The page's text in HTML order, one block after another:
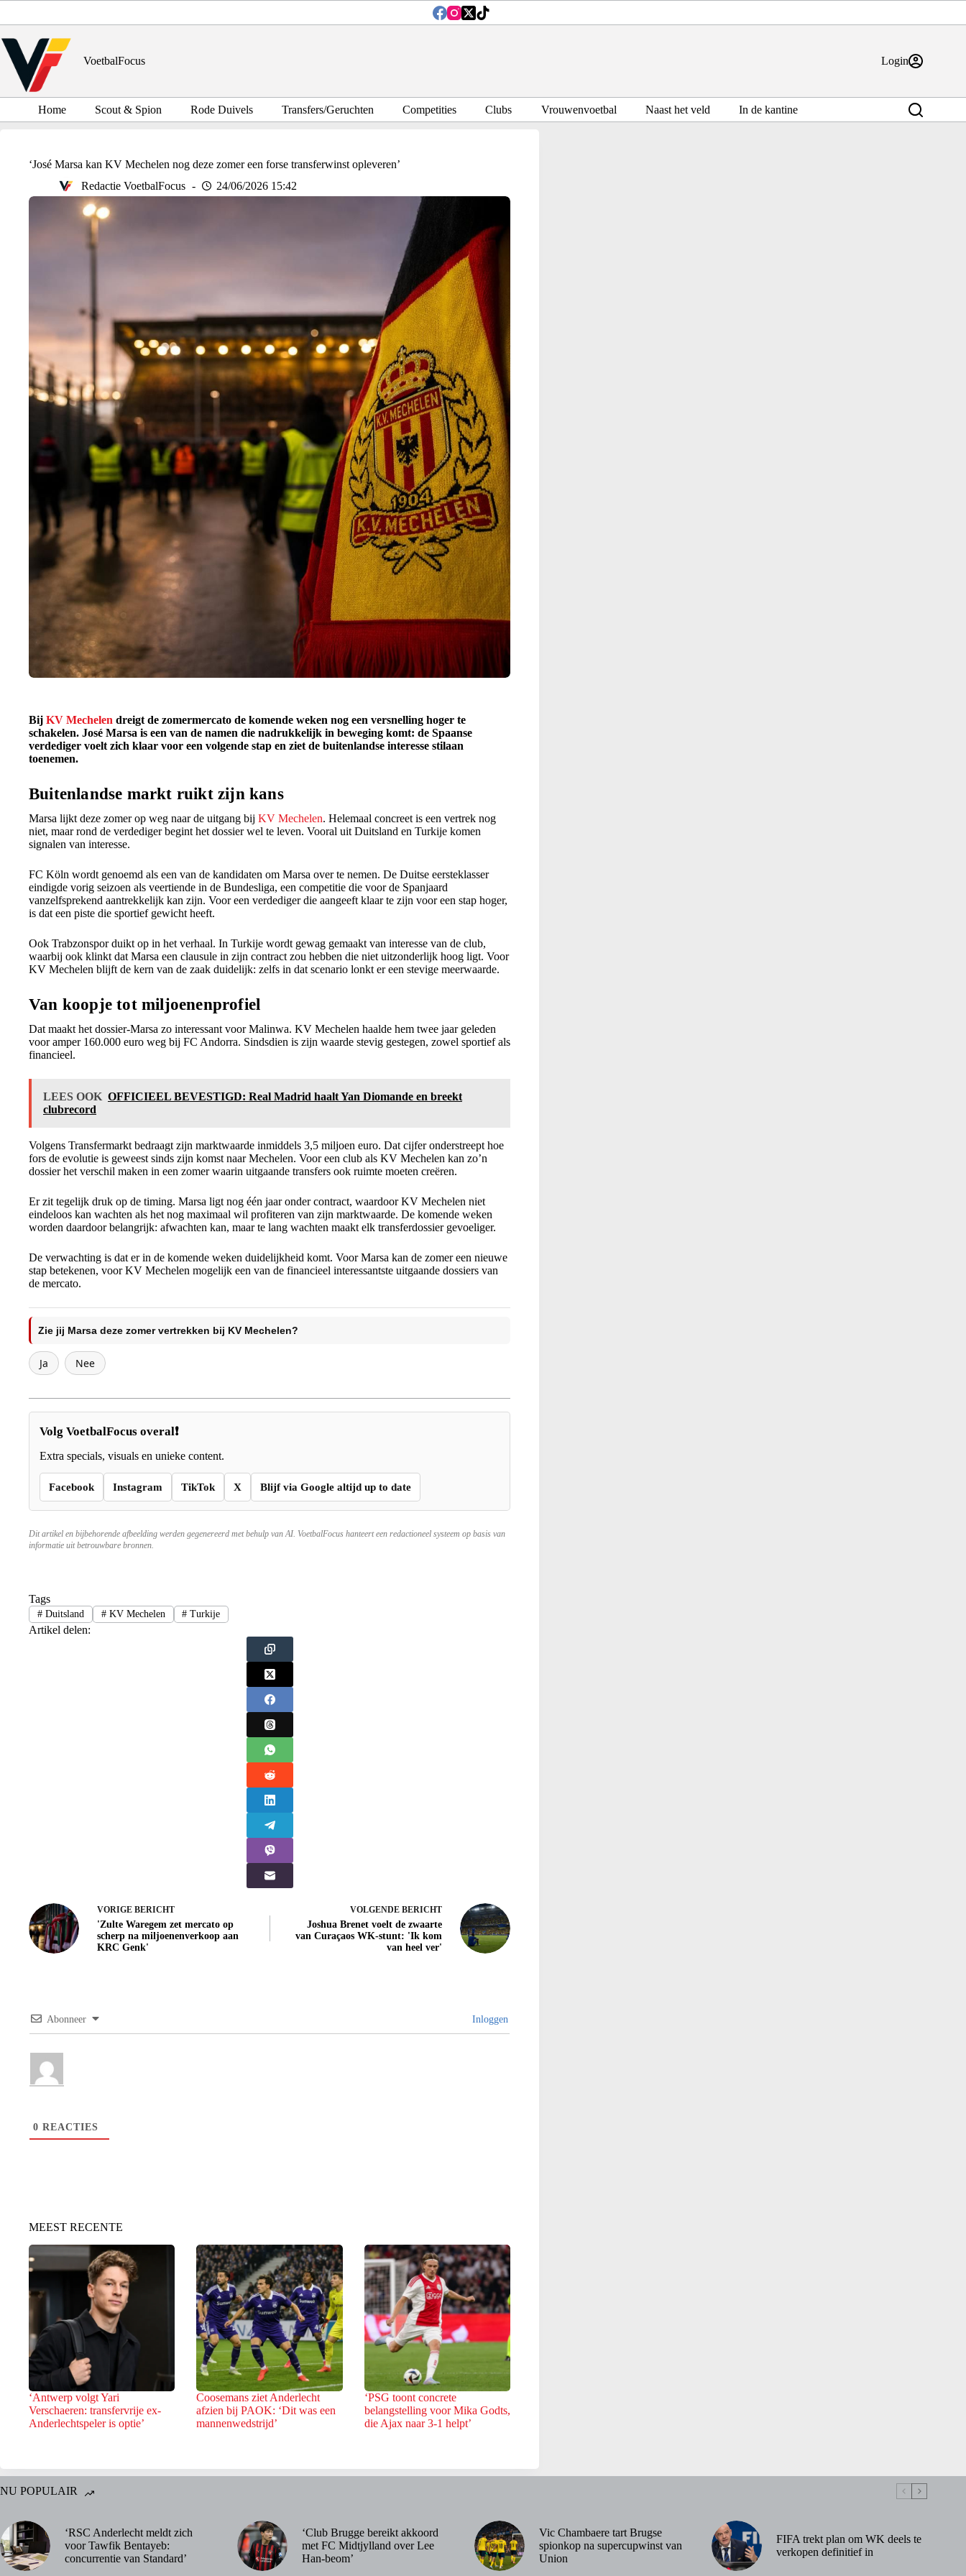
inhoud
VoetbalFocus
Login
Home Scout & Spion Rode Duivels Transfers/Geruchten Competities Clubs Vrouwenvoetbal Naast het veld In de kantine
‘José Marsa kan KV Mechelen nog deze zomer een forse transferwinst opleveren’
Redactie VoetbalFocus
24/06/2026 15:42
Bij KV Mechelen dreigt de zomermercato de komende weken nog een versnelling hoger te
schakelen. José Marsa is een van de namen die nadrukkelijk in beweging komt: de Spaanse
verdediger voelt zich klaar voor een volgende stap en ziet de buitenlandse interesse stilaan
toenemen.
Buitenlandse markt ruikt zijn kans
Marsa lijkt deze zomer op weg naar de uitgang bij KV Mechelen. Helemaal concreet is een vertrek nog
niet, maar rond de verdediger begint het dossier wel te leven. Vooral uit Duitsland en Turkije komen
signalen van interesse.
FC Köln wordt genoemd als een van de kandidaten om Marsa over te nemen. De Duitse eersteklasser
eindigde vorig seizoen als veertiende in de Bundesliga, een competitie die voor de Spanjaard
vanzelfsprekend aantrekkelijk kan zijn. Voor een verdediger die aangeeft klaar te zijn voor een stap hoger,
is dat een piste die sportief gewicht heeft.
Ook Trabzonspor duikt op in het verhaal. In Turkije wordt gewag gemaakt van interesse van de club,
waarbij ook klinkt dat Marsa een clausule in zijn contract zou hebben die niet uitzonderlijk hoog ligt. Voor
KV Mechelen blijft de kern van de zaak duidelijk: zelfs in dat scenario lonkt er een stevige meerwaarde.
Van koopje tot miljoenenprofiel
Dat maakt het dossier-Marsa zo interessant voor Malinwa. KV Mechelen haalde hem twee jaar geleden
voor amper 160.000 euro weg bij FC Andorra. Sindsdien is zijn waarde stevig gestegen, zowel sportief als
financieel.
LEES OOK OFFICIEEL BEVESTIGD: Real Madrid haalt Yan Diomande en breekt
clubrecord
Volgens Transfermarkt bedraagt zijn marktwaarde inmiddels 3,5 miljoen euro. Dat cijfer onderstreept hoe
fors de evolutie is geweest sinds zijn komst naar Mechelen. Voor een club als KV Mechelen kan zo’n
dossier het verschil maken in een zomer waarin uitgaande transfers ook ruimte moeten creëren.
Er zit tegelijk druk op de timing. Marsa ligt nog één jaar onder contract, waardoor KV Mechelen niet
eindeloos kan wachten als het nog maximaal wil profiteren van zijn marktwaarde. De komende weken
worden daardoor belangrijk: afwachten kan, maar te lang wachten maakt elk transferdossier gevoeliger.
De verwachting is dat er in de komende weken duidelijkheid komt. Voor Marsa kan de zomer een nieuwe
stap betekenen, voor KV Mechelen mogelijk een van de financieel interessantste uitgaande dossiers van
de mercato.
Zie jij Marsa deze zomer vertrekken bij KV Mechelen?
Ja Nee
Volg VoetbalFocus overal❗
Extra specials, visuals en unieke content.
Facebook Instagram TikTok X Blijf via Google altijd up to date
Dit artikel en bijbehorende afbeelding werden gegenereerd met behulp van AI. VoetbalFocus hanteert een redactioneel systeem op basis van
informatie uit betrouwbare bronnen.
Tags
#Duitsland #KV Mechelen # Turkije
Artikel delen:
VORIGE BERICHT
'Zulte Waregem zet mercato op
scherp na miljoenenverkoop aan
KRC Genk'
VOLGENDE BERICHT
Joshua Brenet voelt de zwaarte
van Curaçaos WK-stunt: 'Ik kom
van heel ver'
Abonneer Inloggen
0 REACTIES
MEEST RECENTE
‘Antwerp volgt Yari
Verschaeren: transfervrije ex-
Anderlechtspeler is optie’
Coosemans ziet Anderlecht
afzien bij PAOK: ‘Dit was een
mannenwedstrijd’
‘PSG toont concrete
belangstelling voor Mika Godts,
die Ajax naar 3-1 helpt’
NU POPULAIR
‘RSC Anderlecht meldt zich
voor Tawfik Bentayeb:
concurrentie van Standard’
‘Club Brugge bereikt akkoord
met FC Midtjylland over Lee
Han-beom’
Vic Chambaere tart Brugse
spionkop na supercupwinst van
Union
FIFA trekt plan om WK deels te
verkopen definitief in